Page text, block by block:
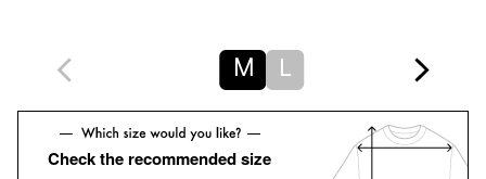
トップス | スウェット / パーカー
M L
本体；コットン100％ リブ；コットン95％ ポリウ
M L
Check the recommended size